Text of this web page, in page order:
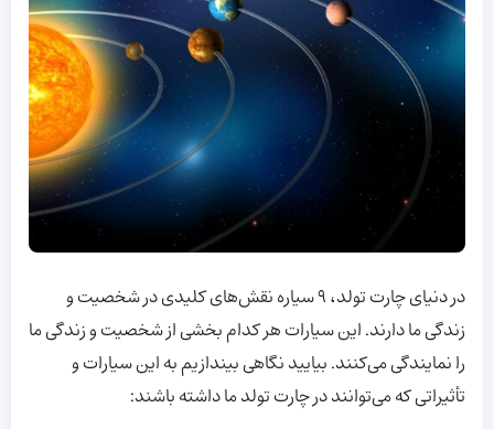
در دنیای چارت تولد، 9 سیاره نقش‌های کلیدی در شخصیت و
زندگی ما دارند. این سیارات هر کدام بخشی از شخصیت و زندگی ما
را نمایندگی می‌کنند. بیایید نگاهی بیندازیم به این سیارات و
تأثیراتی که می‌توانند در چارت تولد ما داشته باشند: